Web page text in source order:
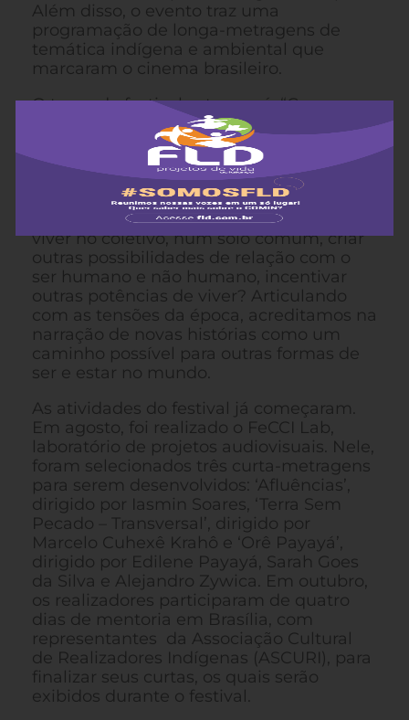
Além disso, o evento traz uma
programação de longa-metragens de
temática indígena e ambiental que
marcaram o cinema brasileiro.
O tema do festival este ano é: “Como
você cuida da sua aldeia?”. Com os pés
cravados na terra, reflete-se sobre o
cuidado e a regeneração do meio
ambiente como elementos éticos da
relação com o espaço em que vivemos.
Como coexistir no mundo de hoje? Como
viver no coletivo, num solo comum, criar
outras possibilidades de relação com o
ser humano e não humano, incentivar
outras potências de viver? Articulando
com as tensões da época, acreditamos na
narração de novas histórias como um
caminho possível para outras formas de
ser e estar no mundo.
As atividades do festival já começaram.
Em agosto, foi realizado o FeCCI Lab,
laboratório de projetos audiovisuais. Nele,
foram selecionados três curta-metragens
para serem desenvolvidos: ‘Afluências’,
dirigido por Iasmin Soares, ‘Terra Sem
Pecado – Transversal’, dirigido por
Marcelo Cuhexê Krahô e ‘Orê Payayá’,
dirigido por Edilene Payayá, Sarah Goes
da Silva e Alejandro Zywica. Em outubro,
os realizadores participaram de quatro
dias de mentoria em Brasília, com
representantes da Associação Cultural
de Realizadores Indígenas (ASCURI), para
finalizar seus curtas, os quais serão
exibidos durante o festival.